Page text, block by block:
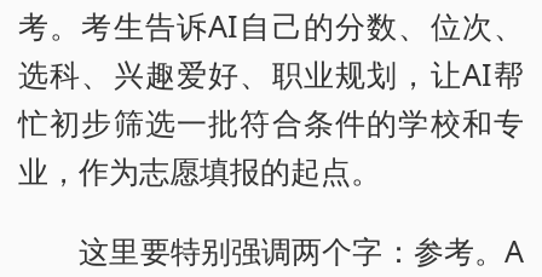
考。考生告诉AI自己的分数、位次、
选科、兴趣爱好、职业规划，让AI帮
忙初步筛选一批符合条件的学校和专
业，作为志愿填报的起点。
这里要特别强调两个字：参考。A